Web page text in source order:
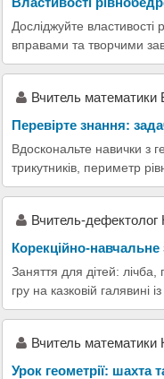
Досліджуйте
вправами та творчими
Вчитель математики
Перевірте знання:
Вдоскональте навички з
трикутників, периметр
Вчитель-дефектолог
Корекційно-
Заняття для дітей:
гру на казковій галявині
Вчитель математики
Урок геометрії: шахта